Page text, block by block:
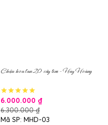
Chậu hoa lan 20 cây tím – Huy Hoàng
6.000.000 ₫
6.300.000₫
Mã SP: MHD-03